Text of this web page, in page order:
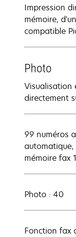
Impression
mémoire,
compatible
Photo
Visualisation
directement
99 numéros
mémoire fax
Photo : 40
Fonction fax